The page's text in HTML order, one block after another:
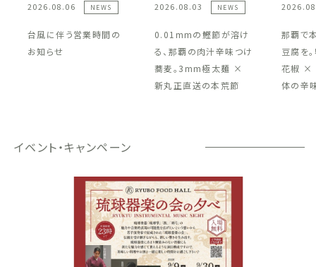
2026.08.06 NEWS
台風に伴う営業時間の
お知らせ
2026.08.03 NEWS
0.01mmの鰹節が溶け
る、那覇の肉汁辛味つけ
蕎麦。3mm極太麺 ×
新丸正直送の本荒節
那覇で
豆腐を
花椒 ×
体の辛
イベント・キャンペーン